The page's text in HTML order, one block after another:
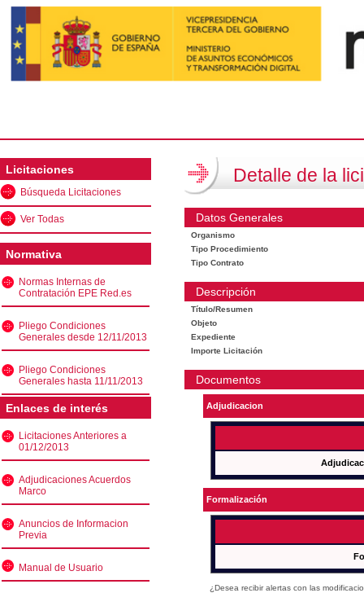
Licitaciones
Búsqueda Licitaciones
Ver Todas
Normativa
Normas Internas de
Contratación EPE Red.es
Pliego Condiciones
Generales desde 12/11/2013
Pliego Condiciones
Generales hasta 11/11/2013
Enlaces de interés
Licitaciones Anteriores a
01/12/2013
Adjudicaciones Acuerdos
Marco
Anuncios de Informacion
Previa
Manual de Usuario
Detalle de la
Datos Generales
Organismo
Tipo Procedimiento
Tipo Contrato
Descripción
Título/Resumen
Objeto
Expediente
Importe Licitación
Documentos
Adjudicacion
Formalización
¿Desea recibir alertas con las